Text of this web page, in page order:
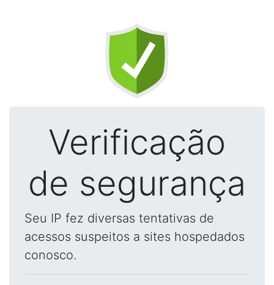
Verificação
de segurança
Seu IP fez diversas tentativas de
acessos suspeitos a sites hospedados
conosco.